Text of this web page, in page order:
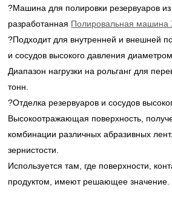
?Машина для полировки резервуаров
разработанная Полировальная машина
?Подходит для внутренней и внешней
и сосудов высокого давления
Диапазон нагрузки на рольганг для
тонн.
?Отделка резервуаров и сосудов
Высокоотражающая поверхность,
комбинации различных абразивных
зернистости.
Используется там, где поверхности,
продуктом, имеют решающее значение.